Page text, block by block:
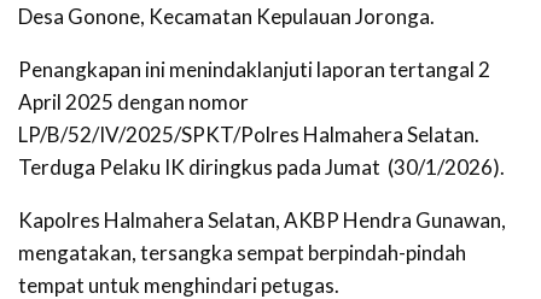
Desa Gonone, Kecamatan Kepulauan Joronga.
Penangkapan ini menindaklanjuti laporan tertangal 2
April 2025 dengan nomor
LP/B/52/IV/2025/SPKT/Polres Halmahera Selatan.
Terduga Pelaku IK diringkus pada Jumat (30/1/2026).
Kapolres Halmahera Selatan, AKBP Hendra Gunawan,
mengatakan, tersangka sempat berpindah-pindah
tempat untuk menghindari petugas.